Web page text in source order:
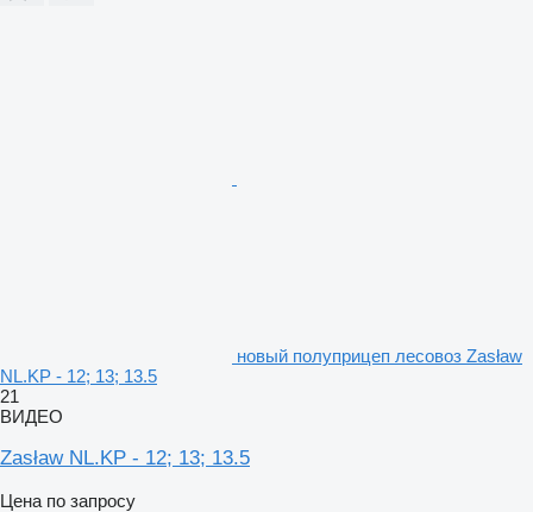
новый полуприцеп лесовоз Zasław
NL.KP - 12; 13; 13.5
21
ВИДЕО
Zasław NL.KP - 12; 13; 13.5
Цена по запросу